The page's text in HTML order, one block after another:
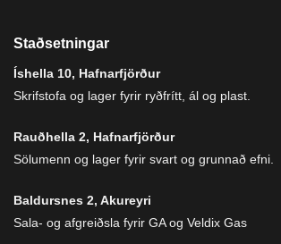
Staðsetningar
Íshella 10, Hafnarfjörður
Skrifstofa og lager fyrir ryðfrítt, ál og plast.
Rauðhella 2, Hafnarfjörður
Sölumenn og lager fyrir svart og grunnað efni.
Baldursnes 2, Akureyri
Sala- og afgreiðsla fyrir GA og Veldix Gas